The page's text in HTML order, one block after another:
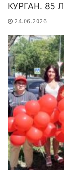
КУРГАН. 85
24.06.2026